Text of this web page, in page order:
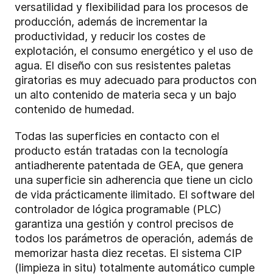
versatilidad y flexibilidad para los procesos de
producción, además de incrementar la
productividad, y reducir los costes de
explotación, el consumo energético y el uso de
agua. El diseño con sus resistentes paletas
giratorias es muy adecuado para productos con
un alto contenido de materia seca y un bajo
contenido de humedad.
Todas las superficies en contacto con el
producto están tratadas con la tecnología
antiadherente patentada de GEA, que genera
una superficie sin adherencia que tiene un ciclo
de vida prácticamente ilimitado. El software del
controlador de lógica programable (PLC)
garantiza una gestión y control precisos de
todos los parámetros de operación, además de
memorizar hasta diez recetas. El sistema CIP
(limpieza in situ) totalmente automático cumple